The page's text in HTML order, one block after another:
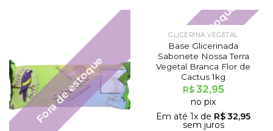
Fora de estoque
Fora de estoque
GLICERINA VEGETAL
Base Glicerinada
Sabonete Nossa Terra
Vegetal Branca Flor de
Cactus 1kg
R$32,95
no pix
Em até 1x de R$32,95
sem juros